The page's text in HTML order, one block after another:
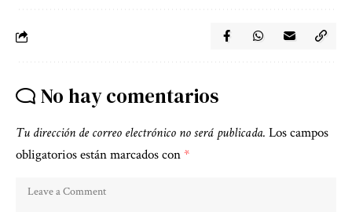
No hay comentarios
Tu dirección de correo electrónico no será publicada. Los campos
obligatorios están marcados con*